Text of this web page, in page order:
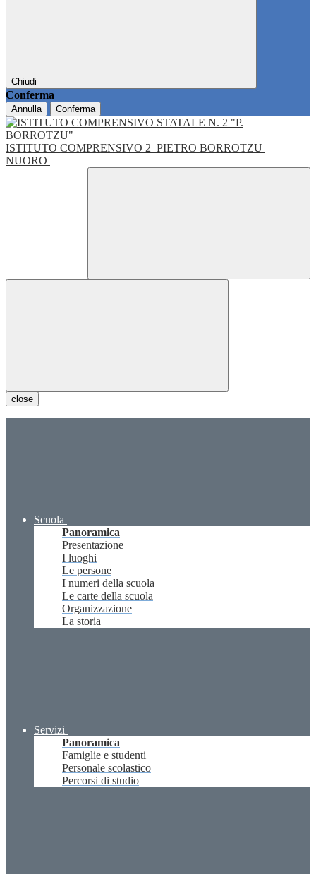
Chiudi
Conferma
Annulla Conferma
ISTITUTO COMPRENSIVO 2 PIETRO BORROTZU
NUORO
close
Scuola
Panoramica
Presentazione
I luoghi
Le persone
I numeri della scuola
Le carte della scuola
Organizzazione
La storia
Servizi
Panoramica
Famiglie e studenti
Personale scolastico
Percorsi di studio